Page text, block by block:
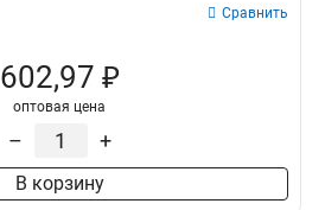
Сравнить
602,97 ₽
оптовая цена
– +
В корзину